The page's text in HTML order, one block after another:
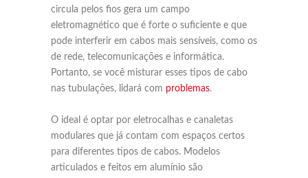
circula pelos fios gera um campo
eletromagnético que é forte o suficiente e que
pode interferir em cabos mais sensíveis, como os
de rede, telecomunicações e informática.
Portanto, se você misturar esses tipos de cabo
nas tubulações, lidará com problemas.
O ideal é optar por eletrocalhas e canaletas
modulares que já contam com espaços certos
para diferentes tipos de cabos. Modelos
articulados e feitos em alumínio são